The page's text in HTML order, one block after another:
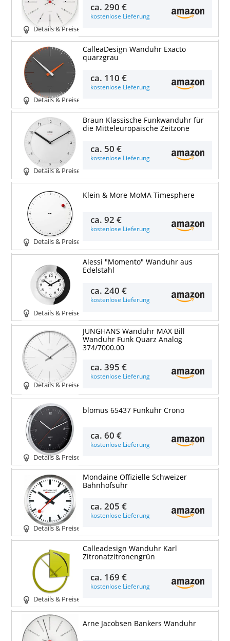
Details & Preise
ca.290 €
kostenlose Lieferung
Details & Preise
CalleaDesign Wanduhr Exacto
quarzgrau
ca. 110 €
kostenlose Lieferung
Details & Preise
Braun Klassische Funkwanduhr für
die Mitteleuropäische Zeitzone
ca. 50 €
kostenlose Lieferung
Details & Preise
Klein & More MoMA Timesphere
ca.92 €
kostenlose Lieferung
Details & Preise
Alessi "Momento" Wanduhr aus
Edelstahl
ca.240 €
kostenlose Lieferung
Details & Preise
JUNGHANS Wanduhr MAX Bill
Wanduhr Funk Quarz Analog
374/7000.00
ca.395 €
kostenlose Lieferung
Details & Preise
blomus 65437 Funkuhr Crono
ca.60 €
kostenlose Lieferung
Details & Preise
Mondaine Offizielle Schweizer
Bahnhofsuhr
ca.205 €
kostenlose Lieferung
Details & Preise
Calleadesign Wanduhr Karl
Zitronatzitronengrün
ca. 169 €
kostenlose Lieferung
Arne Jacobsen Bankers Wanduhr